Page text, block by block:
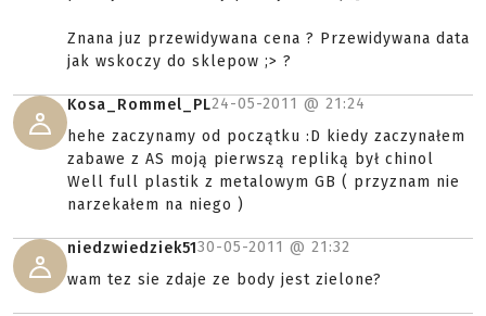
Znana juz przewidywana cena ? Przewidywana data
jak wskoczy do sklepow ;> ?
Kosa_Rommel_PL24-05-2011 @ 21:24
hehe zaczynamy od początku :D kiedy zaczynałem
zabawe z AS moją pierwszą repliką był chinol
Well full plastik z metalowym GB ( przyznam nie
narzekałem na niego )
niedzwiedziek5130-05-2011 @ 21:32
wam tez sie zdaje ze body jest zielone?